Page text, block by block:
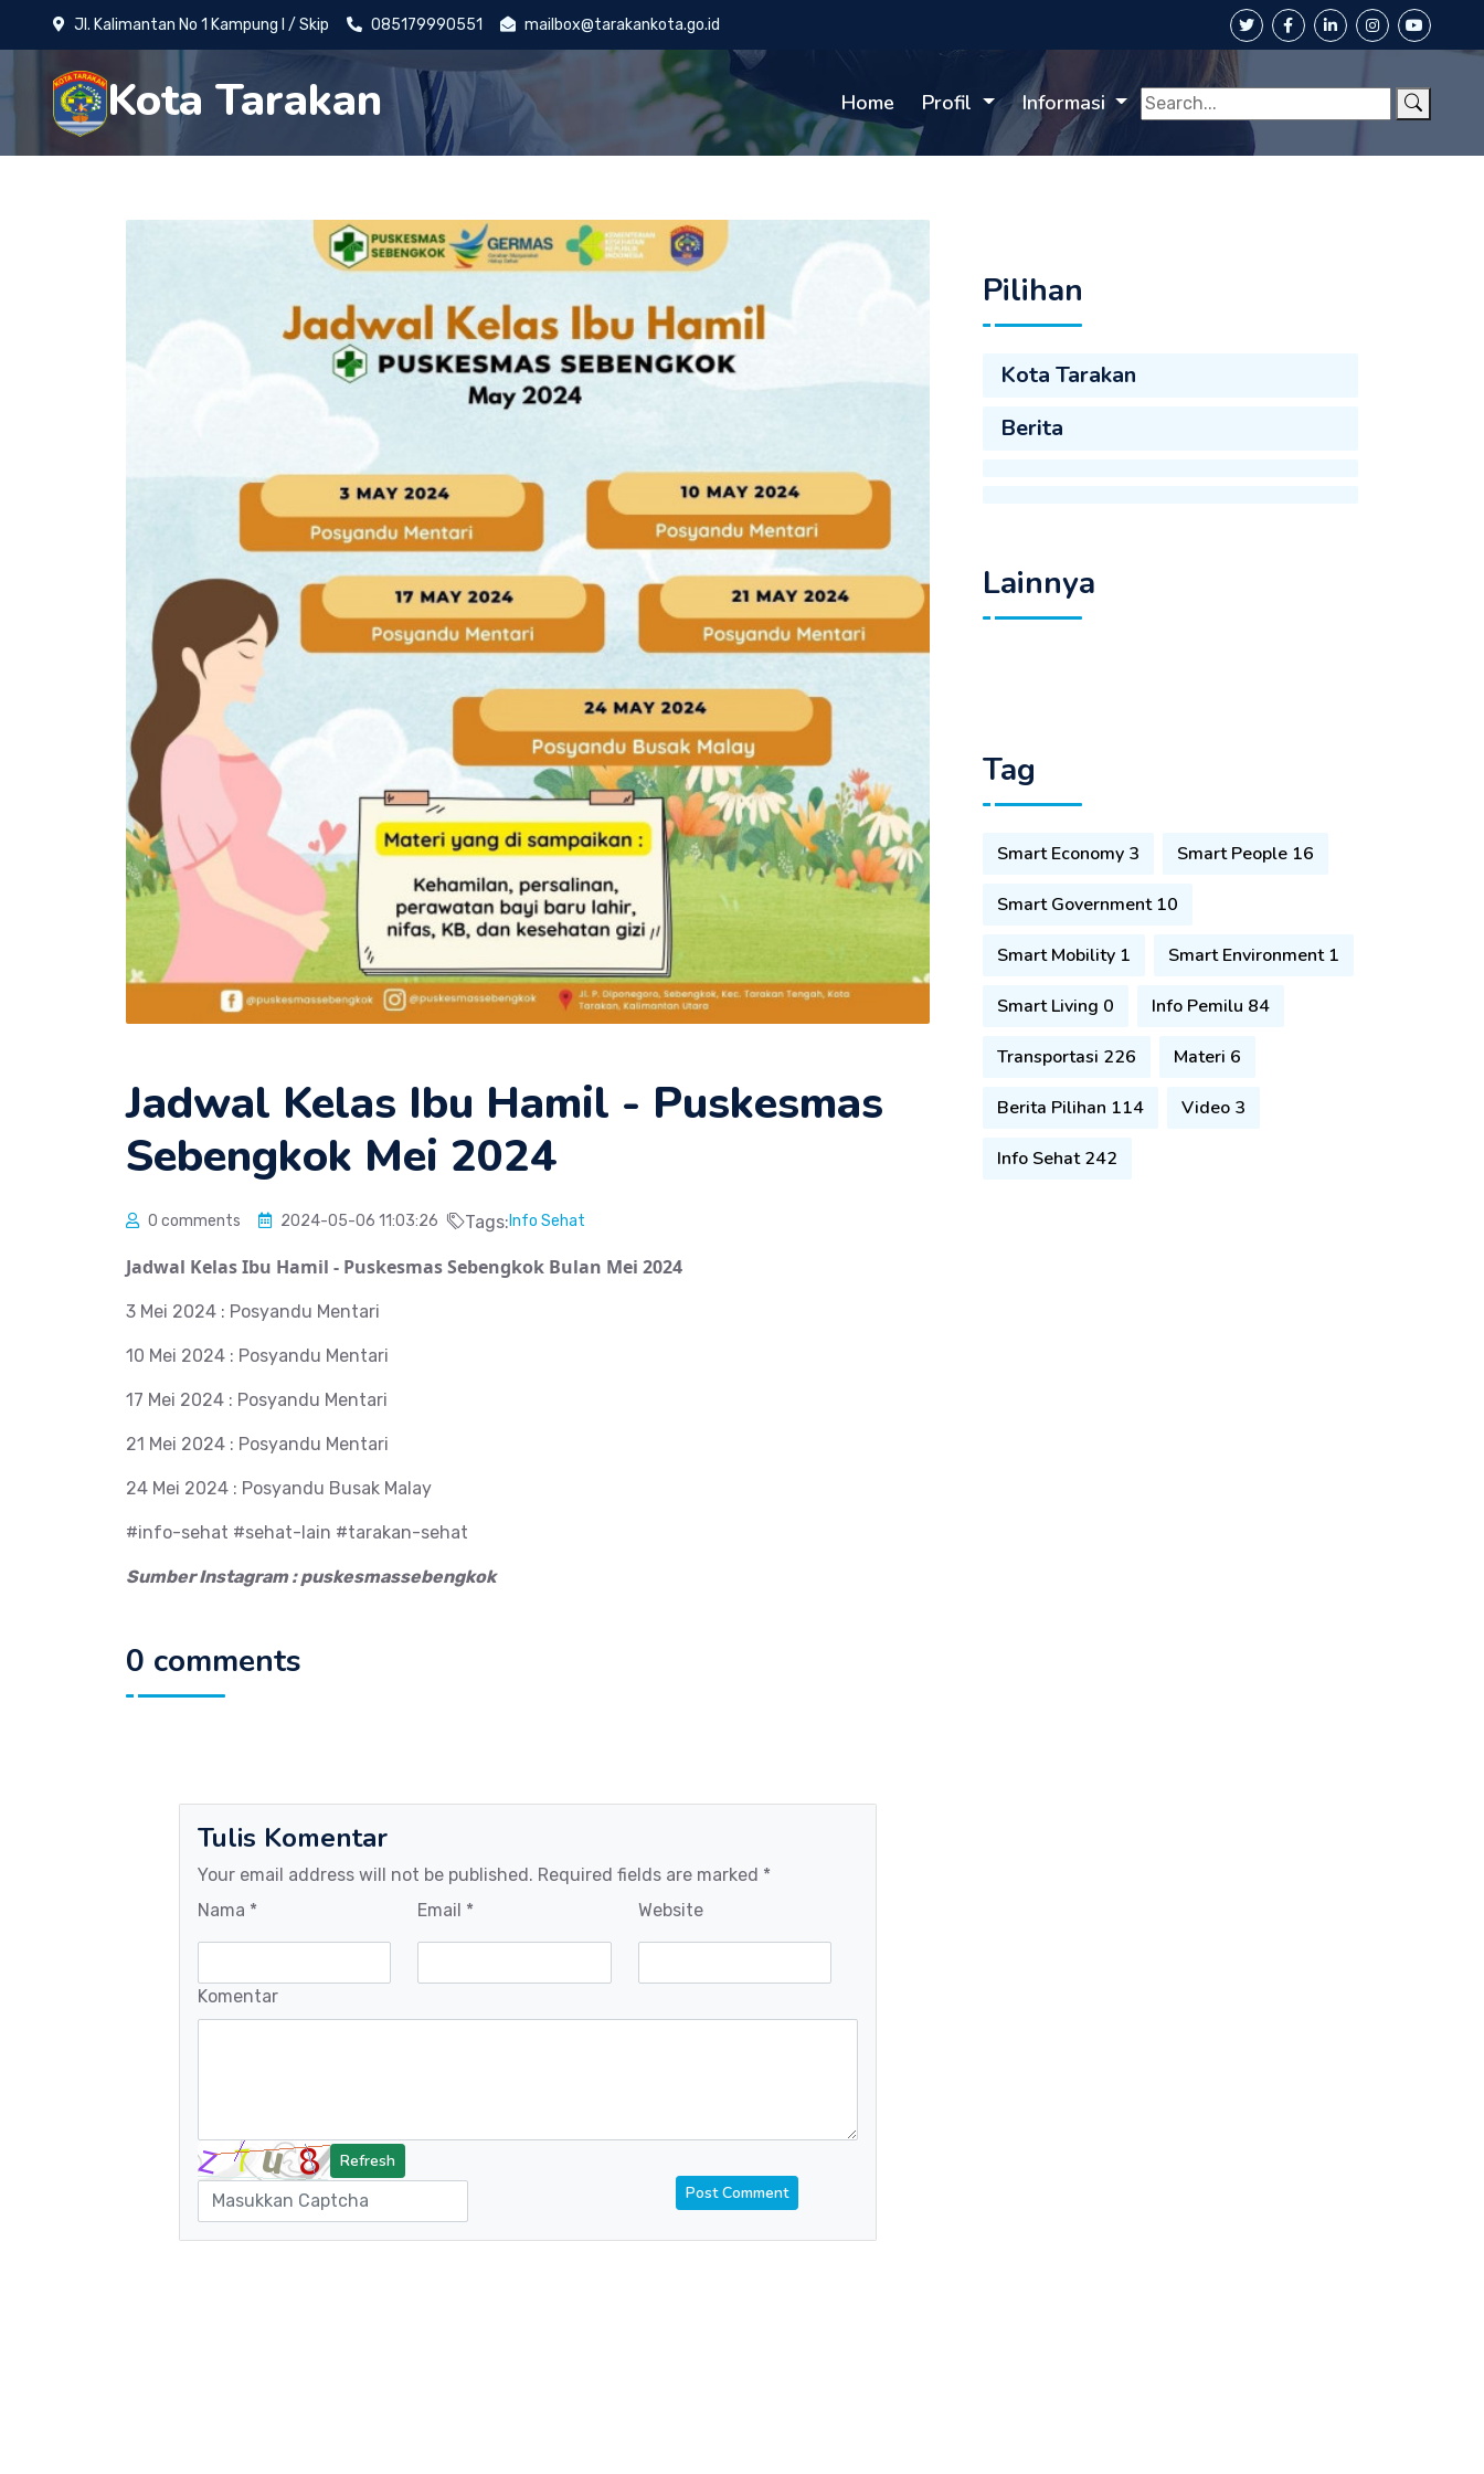
Jl. Kalimantan No 1 Kampung I / Skip 085179990551 mailbox@tarakankota.go.id
Kota Tarakan Home Profil Informasi
Jadwal Kelas Ibu Hamil - Puskesmas
Sebengkok Mei 2024
0 comments 2024-05-06 11:03:26 Tags: Info Sehat
Jadwal Kelas Ibu Hamil - Puskesmas Sebengkok Bulan Mei 2024
3 Mei 2024 : Posyandu Mentari
10 Mei 2024 : Posyandu Mentari
17 Mei 2024 : Posyandu Mentari
21 Mei 2024 : Posyandu Mentari
24 Mei 2024 : Posyandu Busak Malay
#info-sehat #sehat-lain #tarakan-sehat
Sumber Instagram : puskesmassebengkok
0 comments
Tulis Komentar
Your email address will not be published. Required fields are marked *
Nama *
Email * Website
Komentar
Refresh
Pilihan
Kota Tarakan
Berita
Lainnya
Tag
Smart Economy 3 Smart People 16
Smart Government 10
Smart Mobility 1 Smart Environment 1
Smart Living 0 Info Pemilu 84
Transportasi 226 Materi 6
Berita Pilihan 114 Video 3
Info Sehat 242